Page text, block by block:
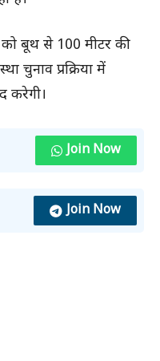
बूथ से 100 मीटर की
चुनाव प्रक्रिया में
करेगी।
Join Now
Join Now